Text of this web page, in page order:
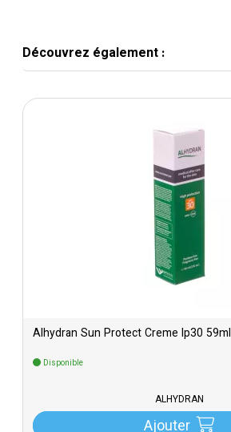
Découvrez également :
Alhydran Sun Protect Creme Ip30 59ml
Disponible
ALHYDRAN
Ajouter